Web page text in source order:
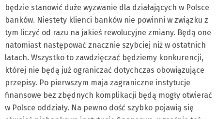
będzie stanowić duże wyzwanie dla działających w Polsce
banków. Niestety klienci banków nie powinni w związku z
tym liczyć od razu na jakieś rewolucyjne zmiany. Będą one
natomiast następować znacznie szybciej niż w ostatnich
latach. Wszystko to zawdzięczać będziemy konkurencji,
której nie będą już ograniczać dotychczas obowiązujące
przepisy. Po pierwszym maja zagraniczne instytucje
finansowe bez zbędnych komplikacji będą mogły otwierać
w Polsce oddziały. Na pewno dość szybko pojawią się